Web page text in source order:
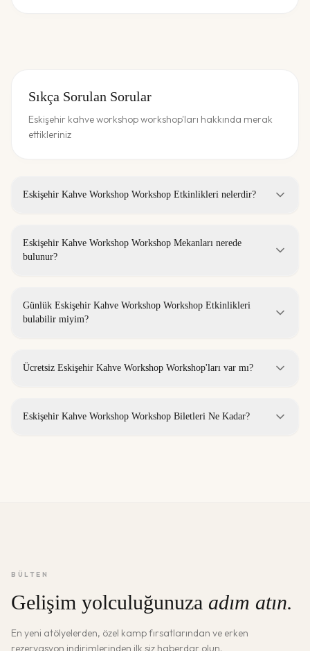
Sıkça Sorulan Sorular
Eskişehir kahve workshop workshop'ları hakkında merak
ettikleriniz
Eskişehir Kahve Workshop Workshop Etkinlikleri nelerdir?
Eskişehir Kahve Workshop Workshop Mekanları nerede
bulunur?
Günlük Eskişehir Kahve Workshop Workshop Etkinlikleri
bulabilir miyim?
Ücretsiz Eskişehir Kahve Workshop Workshop'ları var mı?
Eskişehir Kahve Workshop Workshop Biletleri Ne Kadar?
BÜLTEN
Gelişim yolculuğunuza adım atın.
En yeni atölyelerden, özel kamp fırsatlarından ve erken
rezervasyon indirimlerinden ilk siz haberdar olun.